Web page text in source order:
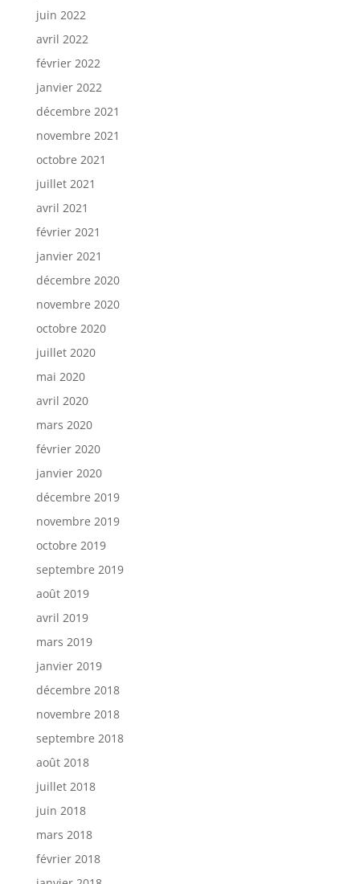
juin 2022
avril 2022
février 2022
janvier 2022
décembre 2021
novembre 2021
octobre 2021
juillet 2021
avril 2021
février 2021
janvier 2021
décembre 2020
novembre 2020
octobre 2020
juillet 2020
mai 2020
avril 2020
mars 2020
février 2020
janvier 2020
décembre 2019
novembre 2019
octobre 2019
septembre 2019
août 2019
avril 2019
mars 2019
janvier 2019
décembre 2018
novembre 2018
septembre 2018
août 2018
juillet 2018
juin 2018
mars 2018
février 2018